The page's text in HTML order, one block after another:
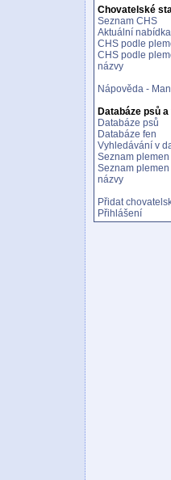
Chovatelské
Seznam CHS
Aktuální
CHS podle
CHS podle
názvy
Nápověda -
Databáze psů a
Databáze psů
Databáze fen
Vyhledávání v
Seznam plemen
Seznam
názvy
Přidat
Přihlášení